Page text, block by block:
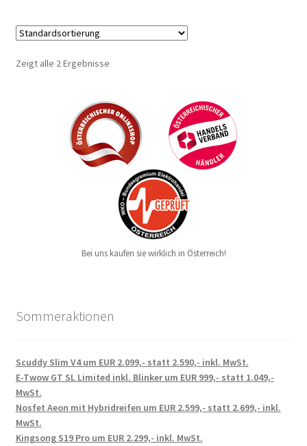
Zeigt alle 2 Ergebnisse
Bei uns kaufen sie wirklich in Österreich!
Sommeraktionen
Scuddy Slim V4 um EUR 2.099,- statt 2.590,- inkl. MwSt.
E-Twow GT SL Limited inkl. Blinker um EUR 999,- statt 1.049,-
MwSt.
Nosfet Aeon mit Hybridreifen um EUR 2.599,- statt 2.699,- inkl.
MwSt.
Kingsong S19 Pro um EUR 2.299,- inkl. MwSt.